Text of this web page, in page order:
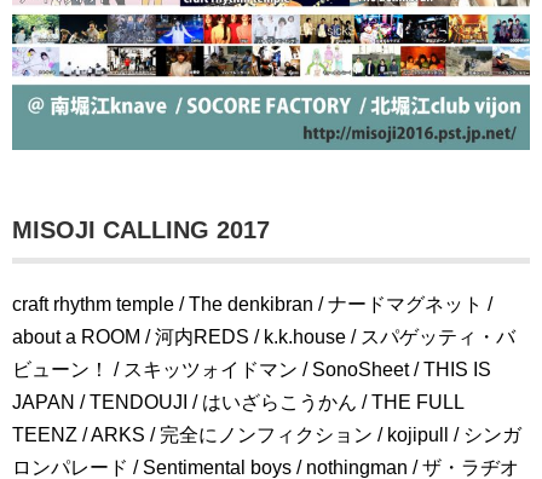
MISOJI CALLING 2017
craft rhythm temple / The denkibran / ナードマグネット /
about a ROOM / 河内REDS / k.k.house / スパゲッティ・バ
ビューン！ / スキッツォイドマン / SonoSheet / THIS IS
JAPAN / TENDOUJI / はいざらこうかん / THE FULL
TEENZ / ARKS / 完全にノンフィクション / kojipull / シンガ
ロンパレード / Sentimental boys / nothingman / ザ・ラヂオ